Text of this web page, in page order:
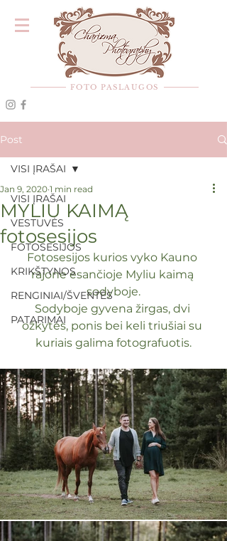
FOTO PASLAUGOS
Post
VISI ĮRAŠAI
VESTUVĖS
FOTOSESIJOS
KRIKŠTYNOS
RENGINIAI/ŠVENTĖS
PATARIMAI
VISI ĮRAŠAI
MYLIU KAIMĄ
fotosesijos
Jan 9, 2020 1 min read
Fotosesijos kurios vyko Kauno
rajone esančioje Myliu kaimą
sodyboje.
Sodyboje gyvena žirgas, dvi
ožkytės, ponis bei keli triušiai su
kuriais galima fotografuotis.